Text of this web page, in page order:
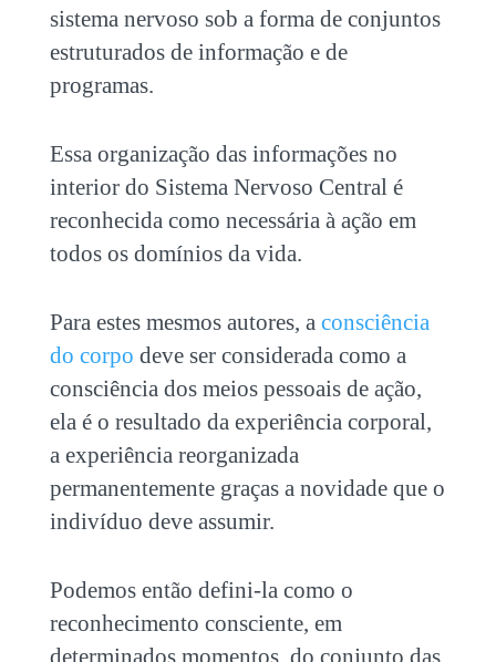
sistema nervoso sob a forma de conjuntos
estruturados de informação e de
programas.
Essa organização das informações no
interior do Sistema Nervoso Central é
reconhecida como necessária à ação em
todos os domínios da vida.
Para estes mesmos autores, a consciência
do corpo deve ser considerada como a
consciência dos meios pessoais de ação,
ela é o resultado da experiência corporal,
a experiência reorganizada
permanentemente graças a novidade que o
indivíduo deve assumir.
Podemos então defini-la como o
reconhecimento consciente, em
determinados momentos, do conjunto das